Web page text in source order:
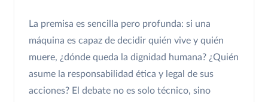
La premisa es sencilla pero profunda: si una
máquina es capaz de decidir quién vive y quién
muere, ¿dónde queda la dignidad humana? ¿Quién
asume la responsabilidad ética y legal de sus
acciones? El debate no es solo técnico, sino